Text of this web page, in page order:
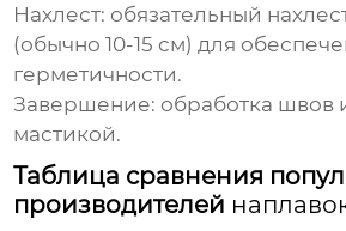
Нахлест: обязательный
(обычно 10-15 см) для
герметичности.
Завершение: обработка швов
мастикой.
Таблица сравнения
производителей